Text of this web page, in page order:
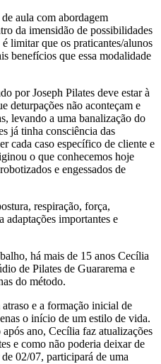
aula com abordagem
da imensidão de possibilidades
limitar que os praticantes/alunos
benefícios que essa modalidade
por Joseph Pilates deve estar à
deturpações não aconteçam e
levando a uma banalização do
já tinha consciência das
cada caso específico de cliente e
o que conhecemos hoje
e engessados de
respiração, força,
importantes e
há mais de 15 anos Cecília
de Pilates de Guararema e
do método.
e a formação inicial de
o início de um estilo de vida.
ano, Cecília faz atualizações
e como não poderia deixar de
02/07, participará de uma